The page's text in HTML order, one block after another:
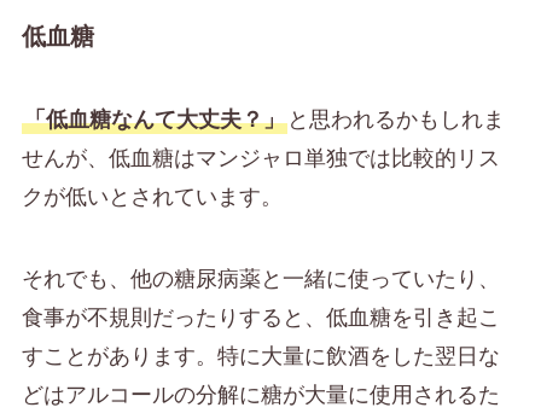
低血糖
「低血糖なんて大丈夫？」と思われるかもしれま
せんが、低血糖はマンジャロ単独では比較的リス
クが低いとされています。
それでも、他の糖尿病薬と一緒に使っていたり、
食事が不規則だったりすると、低血糖を引き起こ
すことがあります。特に大量に飲酒をした翌日な
どはアルコールの分解に糖が大量に使用されるた